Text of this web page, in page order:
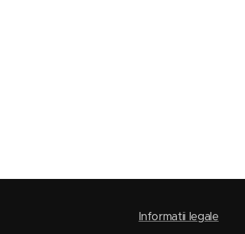
Informatii legale